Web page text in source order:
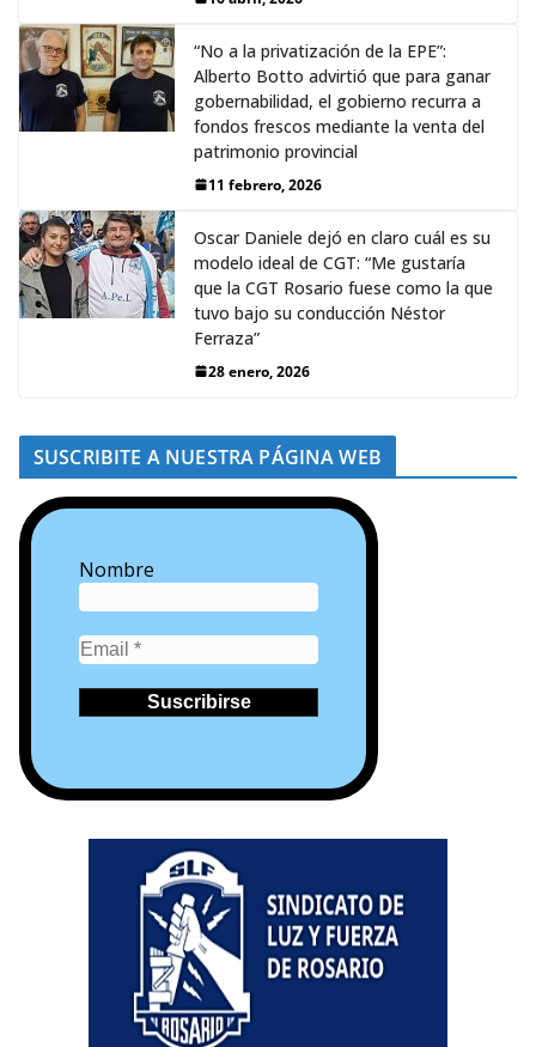
“No a la privatización de la EPE”:
Alberto Botto advirtió que para ganar
gobernabilidad, el gobierno recurra a
fondos frescos mediante la venta del
patrimonio provincial
11 febrero, 2026
Oscar Daniele dejó en claro cuál es su
modelo ideal de CGT: “Me gustaría
que la CGT Rosario fuese como la que
tuvo bajo su conducción Néstor
Ferraza”
28 enero, 2026
SUSCRIBITE A NUESTRA PÁGINA WEB
Nombre